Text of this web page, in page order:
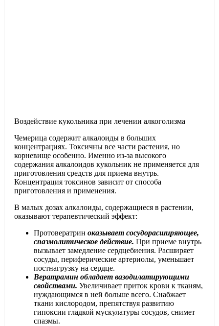
Воздействие кукольника при лечении алкоголизма
Чемерица содержит алкалоиды в больших
концентрациях. Токсичны все части растения, но
корневище особенно. Именно из-за высокого
содержания алкалоидов кукольник не применяется для
приготовления средств для приема внутрь.
Концентрация токсинов зависит от способа
приготовления и применения.
В малых дозах алкалоиды, содержащиеся в растении,
оказывают терапевтический эффект:
Протовератрин оказывает сосудорасширяющее,
спазмолитическое действие. При приеме внутрь
вызывает замедление сердцебиения. Расширяет
сосуды, периферические артериолы, уменьшает
постнагрузку на сердце.
Вератрамин обладает вазодилатирующими
свойствами. Увеличивает приток крови к тканям,
нуждающимся в ней больше всего. Снабжает
ткани кислородом, препятствуя развитию
гипоксии гладкой мускулатуры сосудов, снимет
спазмы.